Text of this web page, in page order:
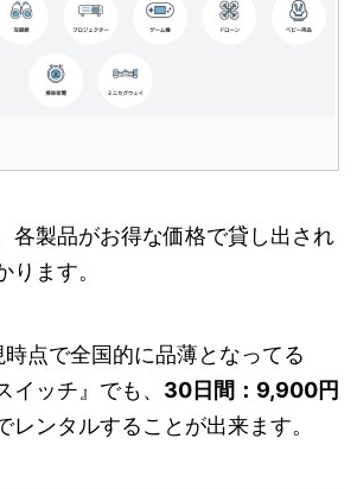
各製品がお得な価格で貸し出され
ります。
点で全国的に品薄となってる
イッチ』でも、 30日間：9,900円
レンタルすることが出来ます。